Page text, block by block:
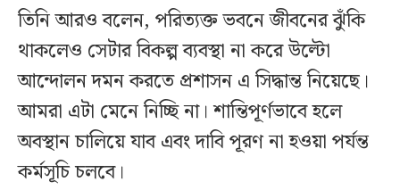
তিনি আরও বলেন, পরিত্যক্ত ভবনে জীবনের ঝুঁকি
থাকলেও সেটার বিকল্প ব্যবস্থা না করে উল্টো
আন্দোলন দমন করতে প্রশাসন এ সিদ্ধান্ত নিয়েছে।
আমরা এটা মেনে নিচ্ছি না। শান্তিপূর্ণভাবে হলে
অবস্থান চালিয়ে যাব এবং দাবি পূরণ না হওয়া পর্যন্ত
কর্মসূচি চলবে।